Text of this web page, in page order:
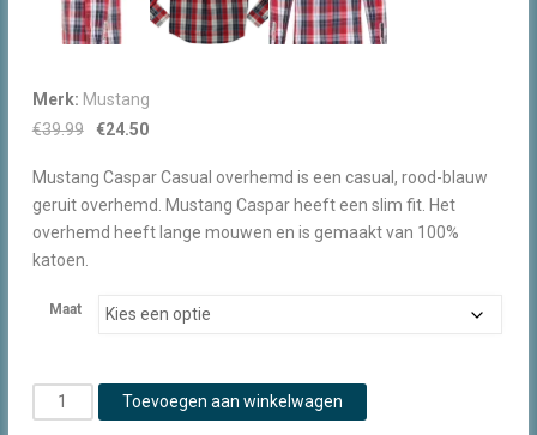
Merk: Mustang
€39.99
Oorspronkelijke
was:
€39.99.
€24.50
is:
€24.50.
Mustang Caspar Casual overhemd is een casual, rood-blauw
geruit overhemd. Mustang Caspar heeft een slim fit. Het
overhemd heeft lange mouwen en is gemaakt van 100%
katoen.
Maat
Mustang
Caspar
Toevoegen aan winkelwagen